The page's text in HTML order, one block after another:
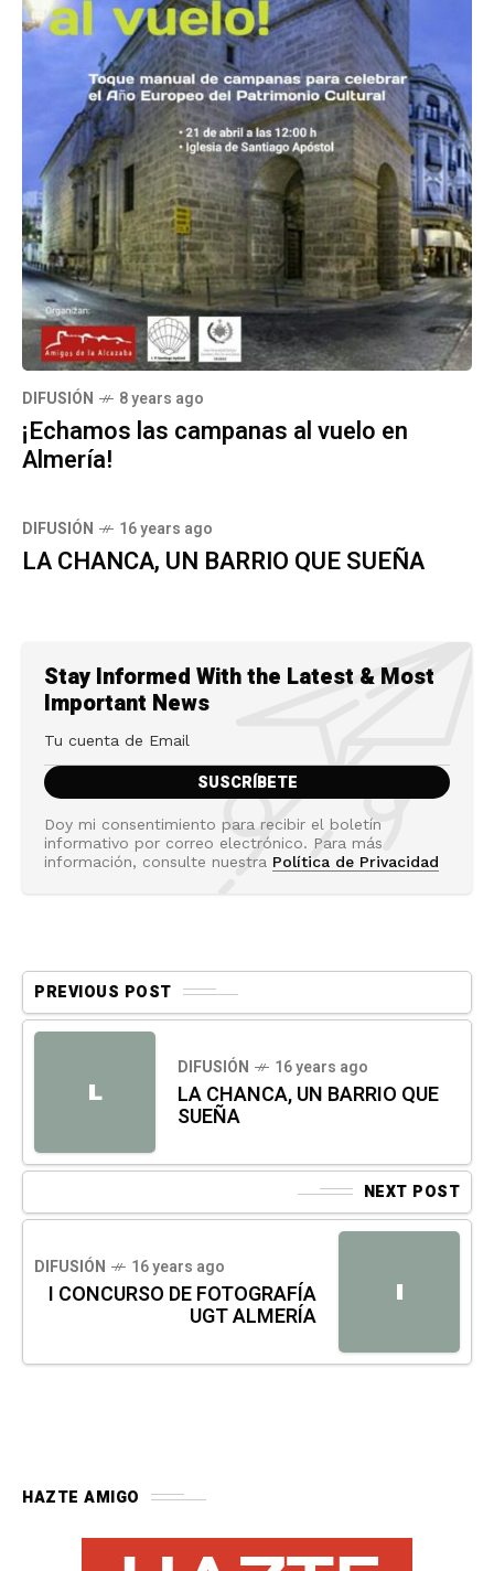
DIFUSIÓN 8 years ago
¡Echamos las campanas al vuelo en
Almería!
DIFUSIÓN 16 years ago
LA CHANCA, UN BARRIO QUE SUEÑA
Stay Informed With the Latest & Most
Important News
Doy mi consentimiento para recibir el boletín
informativo por correo electrónico. Para más
información, consulte nuestra Política de Privacidad
PREVIOUS POST
L
DIFUSIÓN 16 years ago
LA CHANCA, UN BARRIO QUE
SUEÑA
NEXT POST
I
DIFUSIÓN 16 years ago
I CONCURSO DE FOTOGRAFÍA
UGT ALMERÍA
HAZTE AMIGO